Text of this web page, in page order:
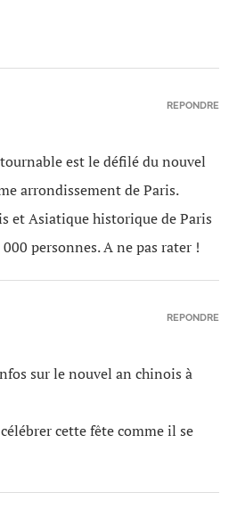
est le défilé du nouvel
arrondissement de Paris.
et Asiatique historique de Paris
personnes. A ne pas rater !
REPONDRE
sur le nouvel an chinois à
cette fête comme il se
REPONDRE